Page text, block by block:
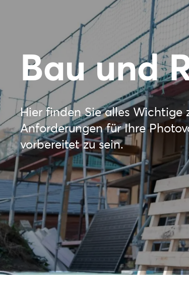
Bau und
Hier finden Sie alles
Anforderungen für Ihre
vorbereitet zu sein.